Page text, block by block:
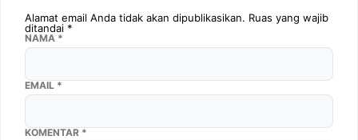
Alamat email Anda tidak akan dipublikasikan. Ruas yang wajib
ditandai *
KOMENTAR *
NAMA *
EMAIL *